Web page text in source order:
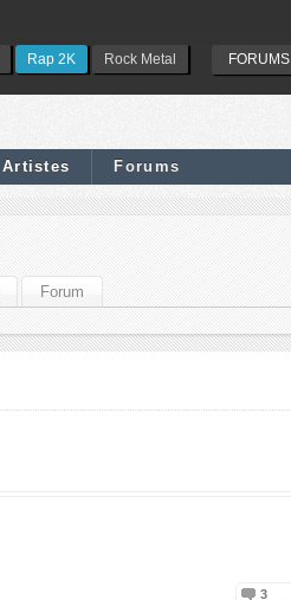
Rap 2K Rock Metal FORUMS
Artistes Forums
Forum
3